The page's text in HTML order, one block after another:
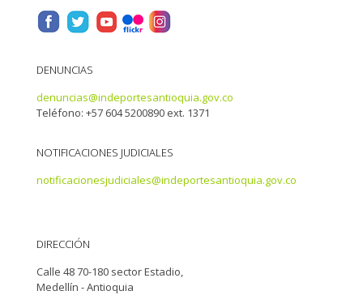
DENUNCIAS
denuncias@indeportesantioquia.gov.co
Teléfono: +57 604 5200890 ext. 1371
NOTIFICACIONES JUDICIALES
notificacionesjudiciales@indeportesantioquia.gov.co
DIRECCIÓN
Calle 48 70-180 sector Estadio,
Medellín - Antioquia